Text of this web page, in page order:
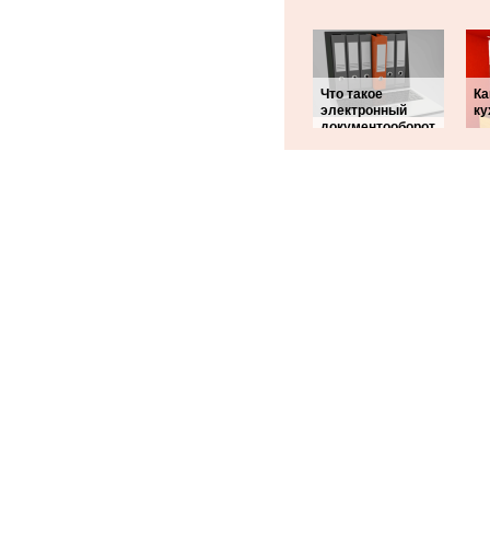
Что такое
электронный
документооборот